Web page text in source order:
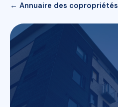
← Annuaire des copropriétés